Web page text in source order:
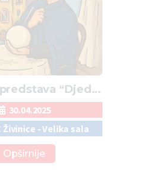
“Djed
bajke”
30.04.2025
- Velika sala
Opširnije